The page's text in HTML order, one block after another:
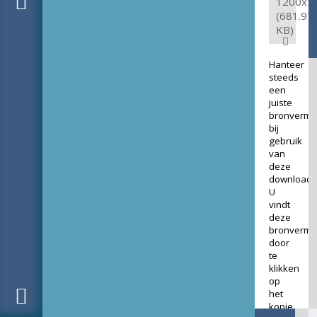
(681.97
KB)
Hanteer
steeds
een
juiste
bij
gebruik
van
deze
download.
U
vindt
deze
door
te
klikken
op
het
kopje